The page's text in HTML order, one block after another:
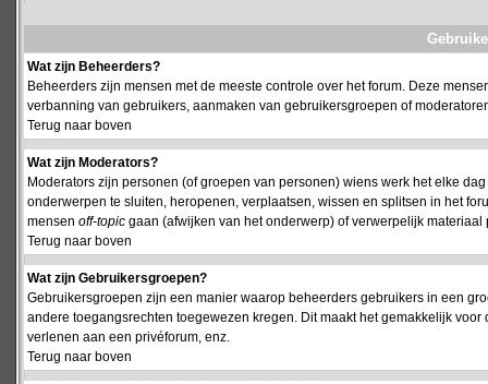
Wat zijn Beheerders?
Beheerders zijn mensen met de meeste controle over het forum. Deze
verbanning van gebruikers, aanmaken van gebruikersgroepen of
Terug naar boven
Wat zijn Moderators?
Moderators zijn personen (of groepen van personen) wiens werk het elke
onderwerpen te sluiten, heropenen, verplaatsen, wissen en splitsen in het
mensen off-topic gaan (afwijken van het onderwerp) of verwerpelijk materiaal
Terug naar boven
Wat zijn Gebruikersgroepen?
Gebruikersgroepen zijn een manier waarop beheerders gebruikers in een
andere toegangsrechten toegewezen kregen. Dit maakt het gemakkelijk
verlenen aan een privéforum, enz.
Terug naar boven